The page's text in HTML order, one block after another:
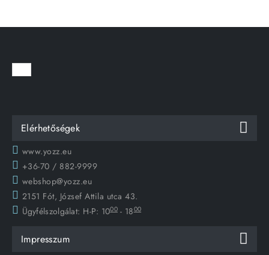
Elérhetőségek
www.yozz.eu
+36-70 / 882-9999
webshop@yozz.eu
2151 Fót, József Attila utca 43.
Ügyfélszolgálat: H-P: 1000 - 1800
Impresszum